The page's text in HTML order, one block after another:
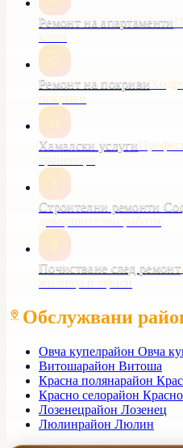
Ремонт на апартаменти
ключ
Ремонт на покриви
покриви
Хамалски услуги
транспорт
Строителни ремонти
довършителни работи
Почистване след ремонт
жилища и офиси
Обслужвани
Овча купелрайон Овча
Витошарайон Витоша
Красна полянарайон
Красно селорайон
Лозенецрайон Лозенец
Люлинрайон Люлин